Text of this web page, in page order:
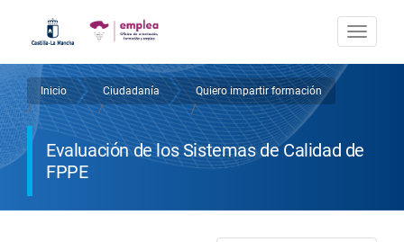
principal
Sobrescribir
enlaces
de
ayuda
Inicio
/
Ciudadanía
/
Quiero impartir formación
/
Evaluación de los Sistemas de Calidad de
FPPE